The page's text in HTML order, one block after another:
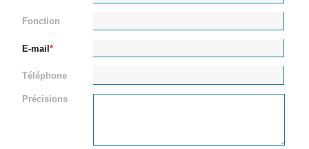
Fonction
E-mail
Téléphone
Précisions